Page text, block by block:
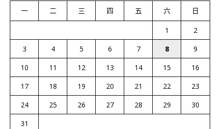
一 二 三 四 五 六 日
1
2
3
4 5 6 7 8
9
10
11 12 13 14 15
16
17
18 19 20 21 22
23
24
25 26 27 28 29
30
31